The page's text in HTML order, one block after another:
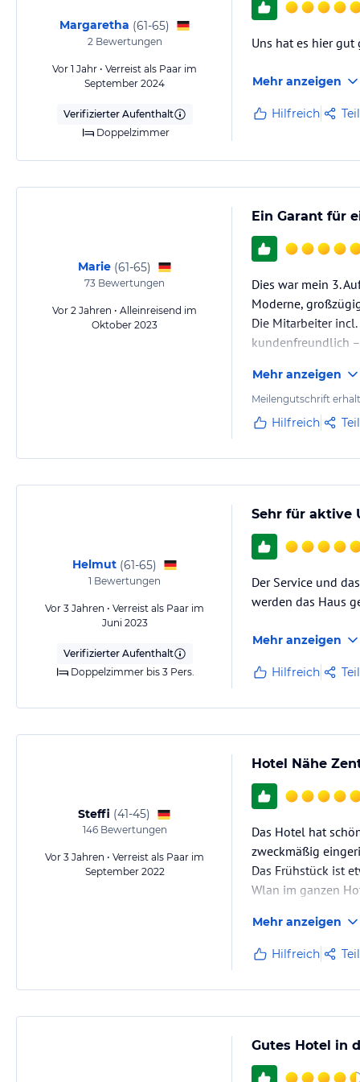
Margaretha (61-65)
2Bewertungen
Vor 1 Jahr • Verreist als Paar im
September 2024
Verifizierter Aufenthalt
Doppelzimmer
Uns hat es hier
Mehr anzeigen
Hilfreich
Marie (61-65)
73 Bewertungen
Vor 2 Jahren • Alleinreisend im
Oktober 2023
Ein Garant für
Dies war mein 3.
Moderne,
Die Mitarbeiter
kundenfreundlich
Der Clou: während
Fazit: man muss
Mehr anzeigen
Meilengutschrift
Hilfreich
Helmut (61-65)
1 Bewertungen
Vor 3 Jahren • Verreist als Paar im
Juni 2023
Verifizierter Aufenthalt
Doppelzimmer bis 3 Pers.
Sehr für aktive
Der Service und
werden das Haus
Mehr anzeigen
Hilfreich
Steffi (41-45)
146Bewertungen
Vor 3 Jahren • Verreist als Paar im
September 2022
Hotel Nähe
Das Hotel hat
zweckmäßig
Das Frühstück ist
Wlan im ganzen
Das Zentrum von
Mehr anzeigen
Hilfreich
Gutes Hotel in